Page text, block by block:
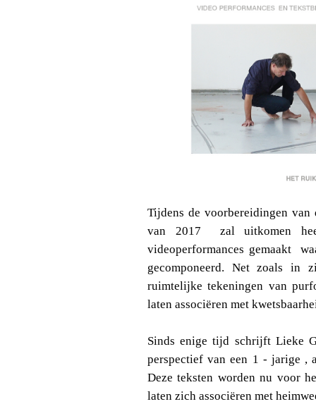
Tijdens de voorbereidingen
van 2017 zal uitkomen
videoperformances gemaakt
gecomponeerd. Net zoals in
ruimtelijke tekeningen van
laten associëren met
Sinds enige tijd schrijft Lieke
perspectief van een 1 - jarige ,
Deze teksten worden nu voor
laten zich associëren met